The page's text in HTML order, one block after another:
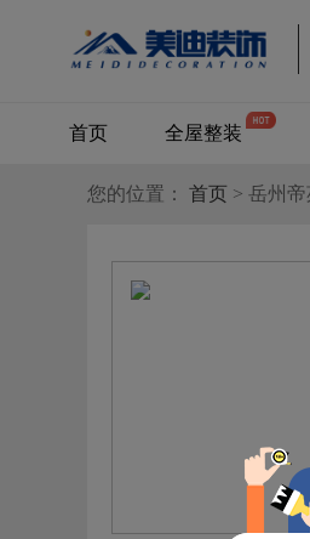
首页 全屋整装
M3
您的位置： 首页 > 岳州帝